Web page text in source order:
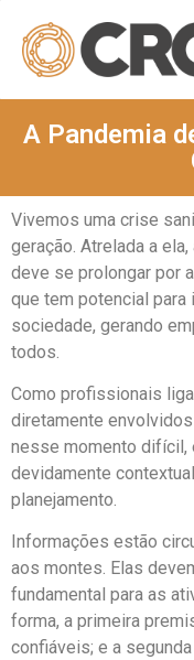
A Pandemia
Vivemos uma crise
geração. Atrelada a
deve se prolongar por
que tem potencial para
sociedade, gerando
todos.
Como profissionais
diretamente
nesse momento difícil,
devidamente
planejamento.
Informações estão
aos montes. Elas
fundamental para as
forma, a primeira
confiáveis; e a